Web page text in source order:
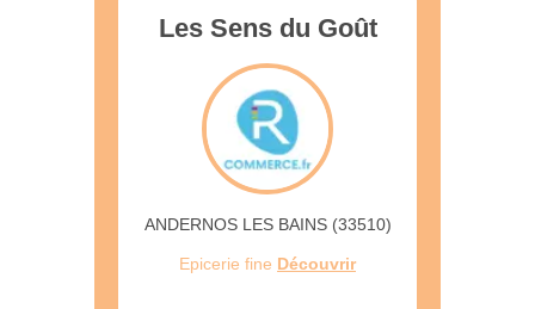
Les Sens du Goût
ANDERNOS LES BAINS (33510)
Epicerie fine Découvrir